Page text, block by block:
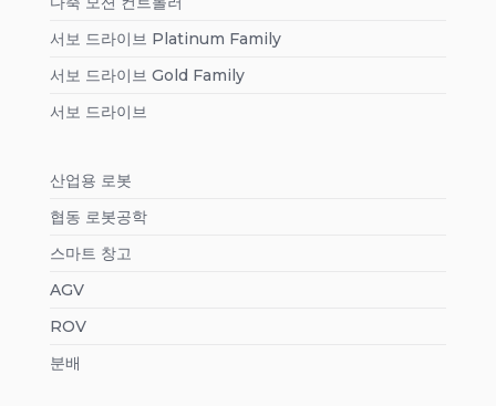
서보 드라이브 Platinum Family
서보 드라이브 Gold Family
서보 드라이브
산업용 로봇
협동 로봇공학
스마트 창고
AGV
ROV
분배